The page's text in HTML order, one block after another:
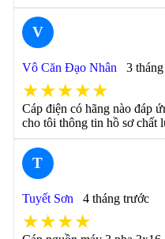
V
Vô Căn Đạo Nhân 3
★★★★★
Cáp điện có hãng nào đáp
cho tôi thông tin hồ sơ chất
T
Tuyết Sơn 4 tháng trước
★★★★